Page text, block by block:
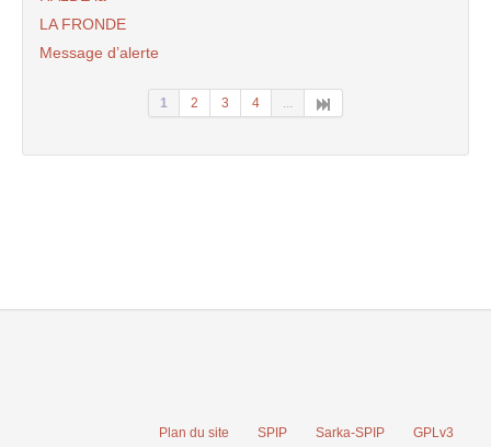
LA FRONDE
Message d’alerte
1 2 3 4 ...
Plan du site SPIP Sarka-SPIP GPLv3